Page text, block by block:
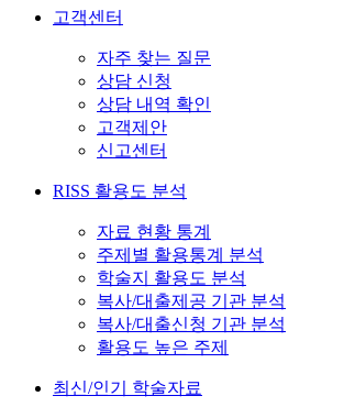
고객센터
자주 찾는 질문
상담 신청
상담 내역 확인
고객제안
신고센터
RISS 활용도 분석
자료 현황 통계
주제별 활용통계 분석
학술지 활용도 분석
복사/대출제공 기관 분석
복사/대출신청 기관 분석
활용도 높은 주제
최신/인기 학술자료